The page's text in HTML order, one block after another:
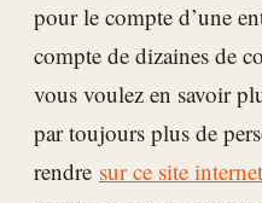
pour le compte d’une
compte de dizaines de
vous voulez en savoir
par toujours plus de
rendre sur ce site internet